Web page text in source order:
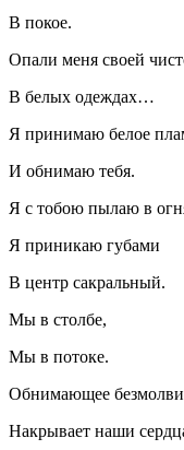
В покое.
Опали меня своей
В белых одеждах…
Я принимаю белое
И обнимаю тебя.
Я с тобою пылаю в
Я приникаю губами
В центр сакральный.
Мы в столбе,
Мы в потоке.
Обнимающее
Накрывает наши